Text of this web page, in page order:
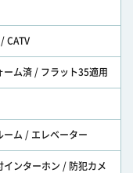
CATV
ーム済 / フラット35適用
ーム / エレベーター
インターホン / 防犯カメ